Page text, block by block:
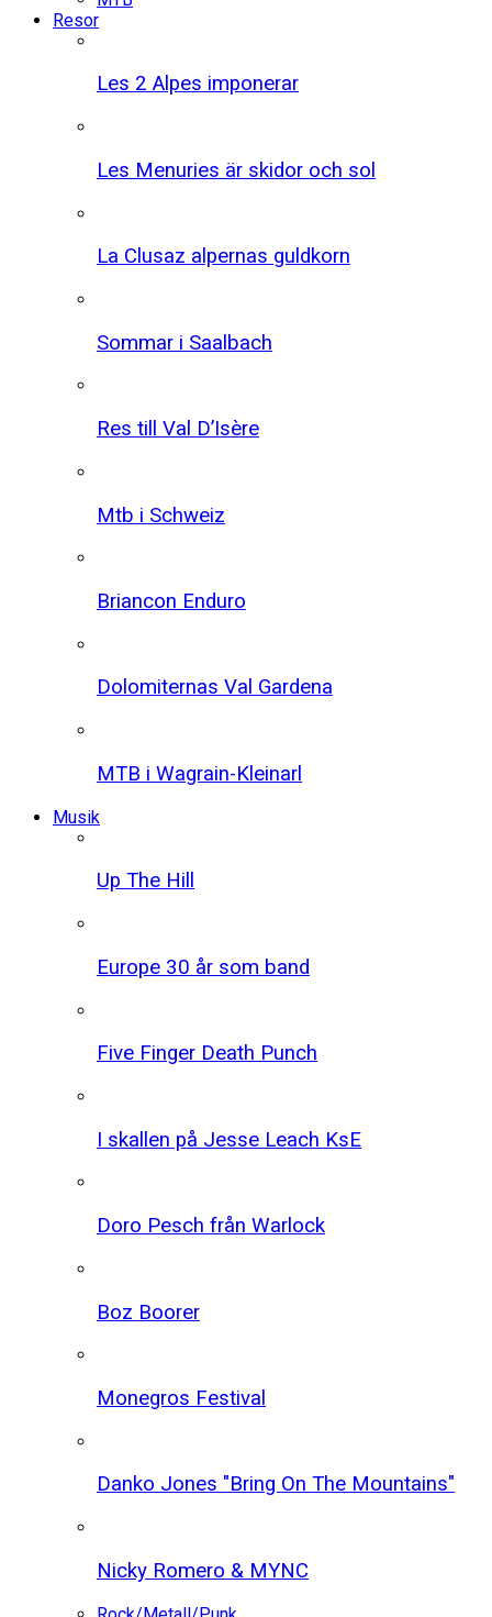
Resor
Les 2 Alpes imponerar
Les Menuries är skidor och sol
La Clusaz alpernas guldkorn
Sommar i Saalbach
Res till Val D’Isère
Mtb i Schweiz
Briancon Enduro
Dolomiternas Val Gardena
MTB i Wagrain-Kleinarl
Musik
Up The Hill
Europe 30 år som band
Five Finger Death Punch
I skallen på Jesse Leach KsE
Doro Pesch från Warlock
Boz Boorer
Monegros Festival
Danko Jones "Bring On The Mountains"
Nicky Romero & MYNC